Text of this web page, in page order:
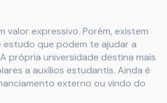
valor expressivo. Porém, existem
que podem te ajudar a
própria universidade destina mais
a auxílios estudantis. Ainda é
externo ou vindo do